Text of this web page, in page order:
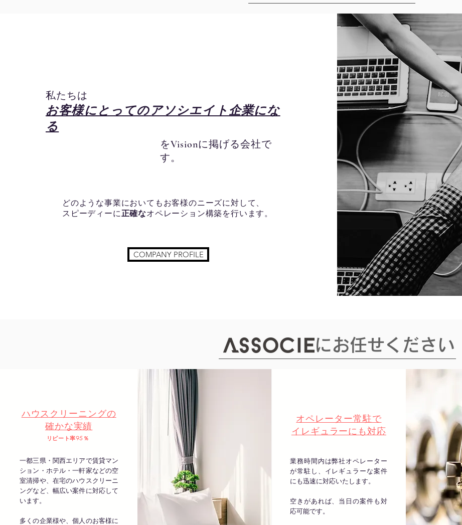
​私たちは
お客様にとってのアソシエイト企業にな
る
を​Visionに掲げる会社で
す。
どのような事業においてもお客様のニーズに対して、
スピーディーに正確なオペレーション構築を行います。
COMPANY PROFILE
​にお任せください
ハウスクリーニングの​
確かな実績
​リピート率95％
一都三県・関西エリアで賃貸マン
ション・ホテル・一軒家などの空
室清掃や、在宅のハウスクリーニ
ングなど、幅広い案件に対応して
います。
多くの企業様や、個人のお客様に
​オペレーター常駐で
イレギュラーにも対応
業務時間内は弊社オペレーター
が常駐し、イレギュラーな案件
にも迅速に対応いたします。
空きがあれば、当日の案件も対
応可能です。